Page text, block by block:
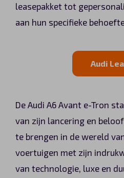
leasepakket tot
aan hun specifieke
Audi
De Audi A6 Avant e-Tron
van zijn lancering en
te brengen in de wereld
voertuigen met zijn
van technologie, luxe en